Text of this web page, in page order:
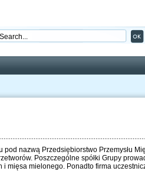
nazwą Przedsiębiorstwo Przemysłu
Poszczególne spółki Grupy
mięsa mielonego. Ponadto firma